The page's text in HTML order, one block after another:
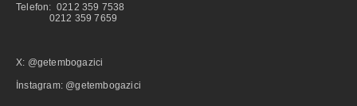
Telefon: 0212 359 7538
0212 359 7659
X: @getembogazici
İnstagram: @getembogazici